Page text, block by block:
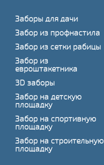
Заборы для дачи
Забор из профнастила
Забор из сетки рабицы
Забор из
евроштакетника
3D заборы
Забор на детскую
площадку
Забор на спортивную
площадку
Забор на строительную
площадку